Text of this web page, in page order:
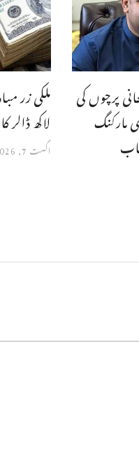
لاکھ ڈالر
اگست 7, 2026
پرچوں کی
مارکنگ